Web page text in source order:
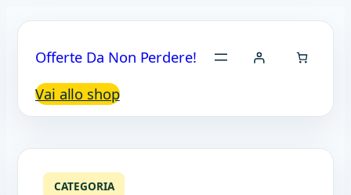
Offerte Da Non Perdere!
Vai allo shop
CATEGORIA